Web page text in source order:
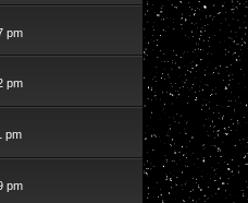
pm
pm
pm
pm